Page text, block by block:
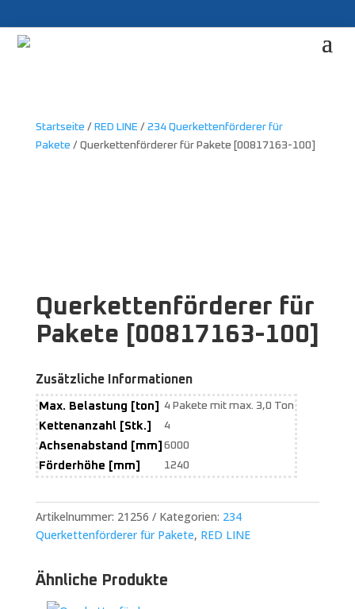
Startseite / RED LINE / 234 Querkettenförderer für
Pakete / Querkettenförderer für Pakete [00817163-100]
Querkettenförderer für
Pakete [00817163-100]
Zusätzliche Informationen
Max. Belastung [ton] 4 Pakete mit max. 3,0 Ton
Kettenanzahl [Stk.] 4
Achsenabstand [mm] 6000
Förderhöhe [mm] 1240
Artikelnummer: 21256 Kategorien: 234
Querkettenförderer für Pakete, RED LINE
Ähnliche Produkte